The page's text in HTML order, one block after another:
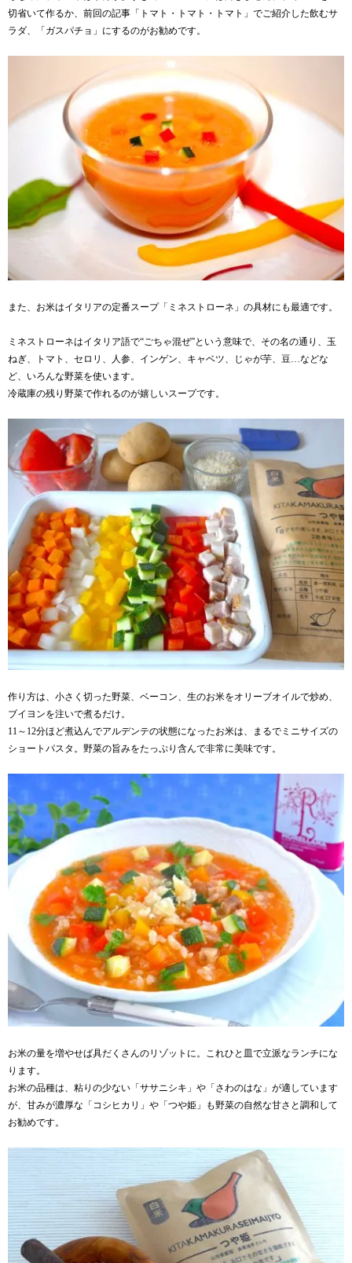
切省いて作るか、 前回の記事「トマト・トマト・トマト」 でご紹介した飲むサ
ラダ、「ガスパチョ」にするのがお勧めです。
また、お米はイタリアの定番スープ「ミネストローネ」の具材にも最適です。
ミネストローネはイタリア語で“ごちゃ混ぜ”という意味で、その名の通り、玉
ねぎ、トマト、セロリ、人参、インゲン、キャベツ、じゃが芋、豆…などな
ど、いろんな野菜を使います。
冷蔵庫の残り野菜で作れるのが嬉しいスープです。
作り方は、小さく切った野菜、ベーコン、生のお米をオリーブオイルで炒め、
ブイヨンを注いで煮るだけ。
11～12分ほど煮込んでアルデンテの状態になったお米は、まるでミニサイズの
ショートパスタ。野菜の旨みをたっぷり含んで非常に美味です。
お米の量を増やせば具だくさんのリゾットに。これひと皿で立派なランチにな
ります。
お米の品種は、粘りの少ない「ササニシキ 」や「さわのはな 」が適しています
が、甘みが濃厚な「 コシヒカリ 」や「つや姫 」も野菜の自然な甘さと調和して
お勧めです。